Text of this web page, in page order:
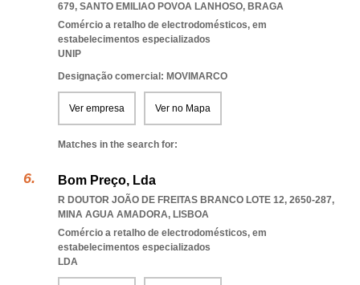
679, SANTO EMILIAO POVOA LANHOSO, BRAGA
Comércio a retalho de electrodomésticos, em
estabelecimentos especializados
UNIP
Designação comercial: MOVIMARCO
Ver empresa Ver no Mapa
Matches in the search for:
Bom Preço, Lda
R DOUTOR JOÃO DE FREITAS BRANCO LOTE 12, 2650-287,
MINA AGUA AMADORA, LISBOA
Comércio a retalho de electrodomésticos, em
estabelecimentos especializados
LDA